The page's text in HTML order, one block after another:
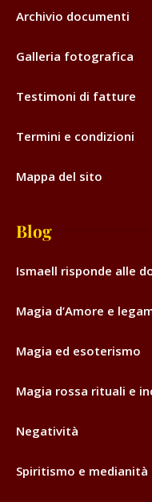
Archivio documenti
Galleria fotografica
Testimoni di fatture
Termini e condizioni
Mappa del sito
Blog
Ismaell risponde alle
Magia d’Amore e
Magia ed esoterismo
Magia rossa rituali e
Negatività
Spiritismo e medianità